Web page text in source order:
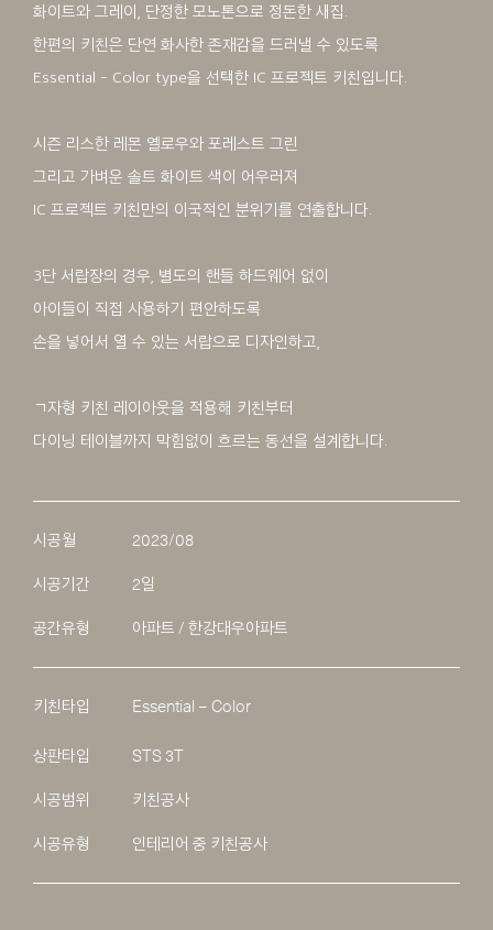
화이트와 그레이, 단정한 모노톤으로 정돈한 새집.
한편의 키친은 단연 화사한 존재감을 드러낼 수 있도록
Essential - Color type을 선택한 IC 프로젝트 키친입니다.
시즌 리스한 레몬 옐로우와 포레스트 그린
그리고 가벼운 솔트 화이트 색이 어우러져
IC 프로젝트 키친만의 이국적인 분위기를 연출합니다.
3단 서랍장의 경우, 별도의 핸들 하드웨어 없이
아이들이 직접 사용하기 편안하도록
손을 넣어서 열 수 있는 서랍으로 디자인하고,
ㄱ자형 키친 레이아웃을 적용해 키친부터
다이닝 테이블까지 막힘없이 흐르는 동선을 설계합니다.
시공월 2023/08
시공기간 2일
공간유형 아파트 / 한강대우아파트
키친타입 Essential – Color
상판타입 STS 3T
시공범위 키친공사
시공유형 인테리어 중 키친공사